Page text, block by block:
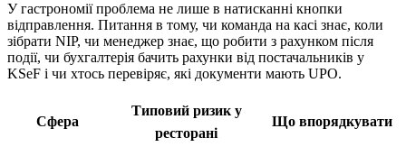
У гастрономії проблема не лише в натисканні кнопки
відправлення. Питання в тому, чи команда на касі знає, коли
зібрати NIP, чи менеджер знає, що робити з рахунком після
події, чи бухгалтерія бачить рахунки від постачальників у
KSeF і чи хтось перевіряє, які документи мають UPO.
Сфера
Типовий ризик у
ресторані
Що впорядкувати